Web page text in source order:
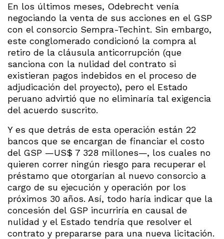
En los últimos meses, Odebrecht venía
negociando la venta de sus acciones en el GSP
con el consorcio Sempra-Techint. Sin embargo,
este conglomerado condicionó la compra al
retiro de la cláusula anticorrupción (que
sanciona con la nulidad del contrato si
existieran pagos indebidos en el proceso de
adjudicación del proyecto), pero el Estado
peruano advirtió que no eliminaría tal exigencia
del acuerdo suscrito.
Y es que detrás de esta operación están 22
bancos que se encargan de financiar el costo
del GSP —US$ 7 328 millones—, los cuales no
quieren correr ningún riesgo para recuperar el
préstamo que otorgarían al nuevo consorcio a
cargo de su ejecución y operación por los
próximos 30 años. Así, todo haría indicar que la
concesión del GSP incurriría en causal de
nulidad y el Estado tendría que resolver el
contrato y prepararse para una nueva licitación.